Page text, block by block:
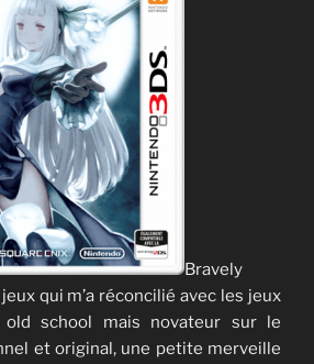
Bravely
qui m’a réconcilié avec les jeux
old school mais novateur sur le
et original, une petite merveille